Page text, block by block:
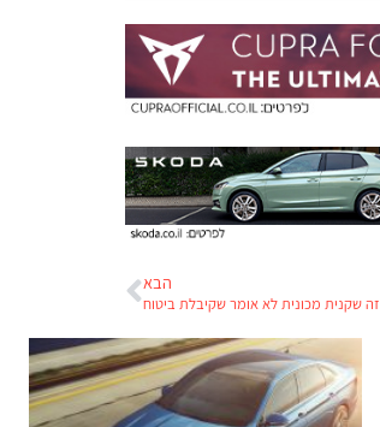
הבא
זה שקנית מכונית לא אומר שקיבלת ביטוח